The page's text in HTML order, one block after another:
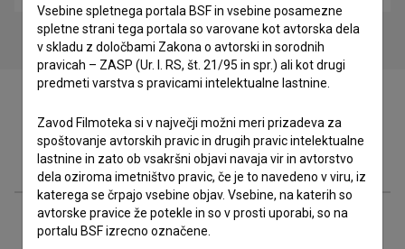
Filmografija (11)
Organizacije
Vsebine spletnega portala BSF in vsebine posamezne
spletne strani tega portala so varovane kot avtorska dela
v skladu z določbami Zakona o avtorski in sorodnih
pravicah – ZASP (Ur. l. RS, št. 21/95 in spr.) ali kot drugi
predmeti varstva s pravicami intelektualne lastnine.
Zavod Filmoteka si v največji možni meri prizadeva za
spoštovanje avtorskih pravic in drugih pravic intelektualne
lastnine in zato ob vsakršni objavi navaja vir in avtorstvo
dela oziroma imetništvo pravic, če je to navedeno v viru, iz
katerega se črpajo vsebine objav. Vsebine, na katerih so
avtorske pravice že potekle in so v prosti uporabi, so na
portalu BSF izrecno označene.